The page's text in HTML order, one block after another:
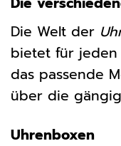
Die Welt der
bietet für jeden
das passende
über die
Uhrenboxen